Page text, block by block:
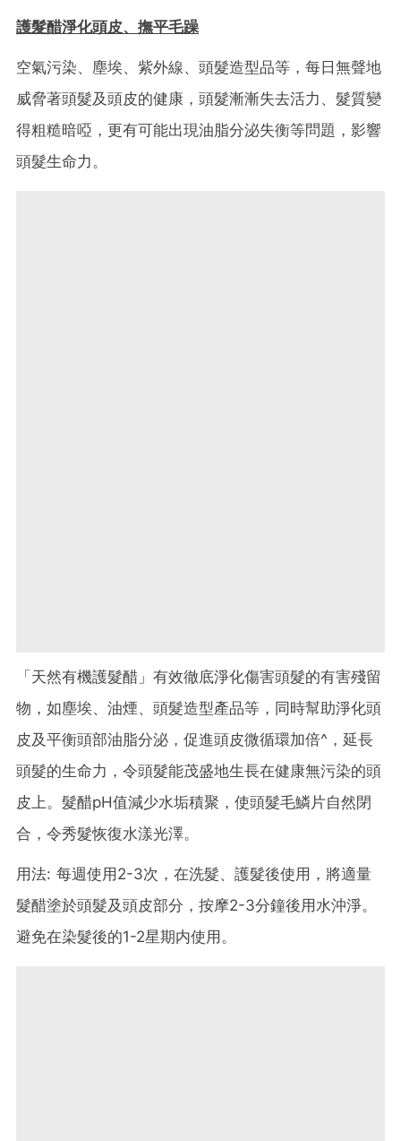
護髮醋淨化頭皮、撫平毛躁
空氣污染、塵埃、紫外線、頭髮造型品等，每日無聲地
威脅著頭髮及頭皮的健康，頭髮漸漸失去活力、髮質變
得粗糙暗啞，更有可能出現油脂分泌失衡等問題，影響
頭髮生命力。
「天然有機護髮醋」有效徹底淨化傷害頭髮的有害殘留
物，如塵埃、油煙、頭髮造型產品等，同時幫助淨化頭
皮及平衡頭部油脂分泌，促進頭皮微循環加倍^，延長
頭髮的生命力，令頭髮能茂盛地生長在健康無污染的頭
皮上。髮醋pH值減少水垢積聚，使頭髮毛鱗片自然閉
合，令秀髮恢復水漾光澤。
用法: 每週使用2-3次，在洗髮、護髮後使用，將適量
髮醋塗於頭髮及頭皮部分，按摩2-3分鐘後用水沖淨。
避免在染髮後的1-2星期内使用。